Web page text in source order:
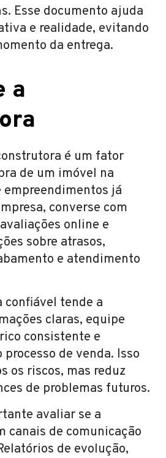
Esse documento ajuda
e realidade, evitando
da entrega.
a
é um fator
de um imóvel na
empreendimentos já
converse com
online e
sobre atrasos,
e atendimento
confiável tende a
claras, equipe
consistente e
de venda. Isso
os riscos, mas reduz
de problemas futuros.
avaliar se a
canais de comunicação
de evolução,